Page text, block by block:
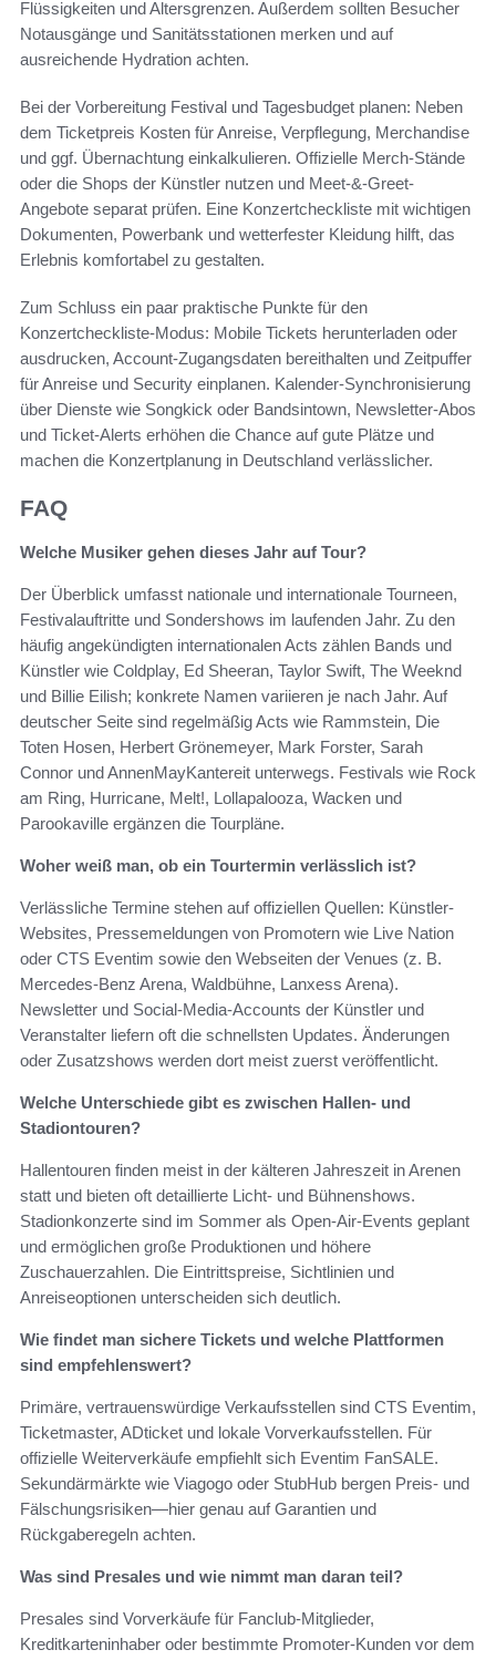
Flüssigkeiten und Altersgrenzen. Außerdem sollten Besucher
Notausgänge und Sanitätsstationen merken und auf
ausreichende Hydration achten.
Bei der Vorbereitung Festival und Tagesbudget planen: Neben
dem Ticketpreis Kosten für Anreise, Verpflegung, Merchandise
und ggf. Übernachtung einkalkulieren. Offizielle Merch-Stände
oder die Shops der Künstler nutzen und Meet-&-Greet-
Angebote separat prüfen. Eine Konzertcheckliste mit wichtigen
Dokumenten, Powerbank und wetterfester Kleidung hilft, das
Erlebnis komfortabel zu gestalten.
Zum Schluss ein paar praktische Punkte für den
Konzertcheckliste-Modus: Mobile Tickets herunterladen oder
ausdrucken, Account-Zugangsdaten bereithalten und Zeitpuffer
für Anreise und Security einplanen. Kalender-Synchronisierung
über Dienste wie Songkick oder Bandsintown, Newsletter-Abos
und Ticket-Alerts erhöhen die Chance auf gute Plätze und
machen die Konzertplanung in Deutschland verlässlicher.
FAQ
Welche Musiker gehen dieses Jahr auf Tour?
Der Überblick umfasst nationale und internationale Tourneen,
Festivalauftritte und Sondershows im laufenden Jahr. Zu den
häufig angekündigten internationalen Acts zählen Bands und
Künstler wie Coldplay, Ed Sheeran, Taylor Swift, The Weeknd
und Billie Eilish; konkrete Namen variieren je nach Jahr. Auf
deutscher Seite sind regelmäßig Acts wie Rammstein, Die
Toten Hosen, Herbert Grönemeyer, Mark Forster, Sarah
Connor und AnnenMayKantereit unterwegs. Festivals wie Rock
am Ring, Hurricane, Melt!, Lollapalooza, Wacken und
Parookaville ergänzen die Tourpläne.
Woher weiß man, ob ein Tourtermin verlässlich ist?
Verlässliche Termine stehen auf offiziellen Quellen: Künstler-
Websites, Pressemeldungen von Promotern wie Live Nation
oder CTS Eventim sowie den Webseiten der Venues (z. B.
Mercedes‑Benz Arena, Waldbühne, Lanxess Arena).
Newsletter und Social‑Media‑Accounts der Künstler und
Veranstalter liefern oft die schnellsten Updates. Änderungen
oder Zusatzshows werden dort meist zuerst veröffentlicht.
Welche Unterschiede gibt es zwischen Hallen- und
Stadiontouren?
Hallentouren finden meist in der kälteren Jahreszeit in Arenen
statt und bieten oft detaillierte Licht‑ und Bühnenshows.
Stadionkonzerte sind im Sommer als Open‑Air‑Events geplant
und ermöglichen große Produktionen und höhere
Zuschauerzahlen. Die Eintrittspreise, Sichtlinien und
Anreiseoptionen unterscheiden sich deutlich.
Wie findet man sichere Tickets und welche Plattformen
sind empfehlenswert?
Primäre, vertrauenswürdige Verkaufsstellen sind CTS Eventim,
Ticketmaster, ADticket und lokale Vorverkaufsstellen. Für
offizielle Weiterverkäufe empfiehlt sich Eventim FanSALE.
Sekundärmärkte wie Viagogo oder StubHub bergen Preis‑ und
Fälschungsrisiken—hier genau auf Garantien und
Rückgaberegeln achten.
Was sind Presales und wie nimmt man daran teil?
Presales sind Vorverkäufe für Fanclub‑Mitglieder,
Kreditkarteninhaber oder bestimmte Promoter‑Kunden vor dem